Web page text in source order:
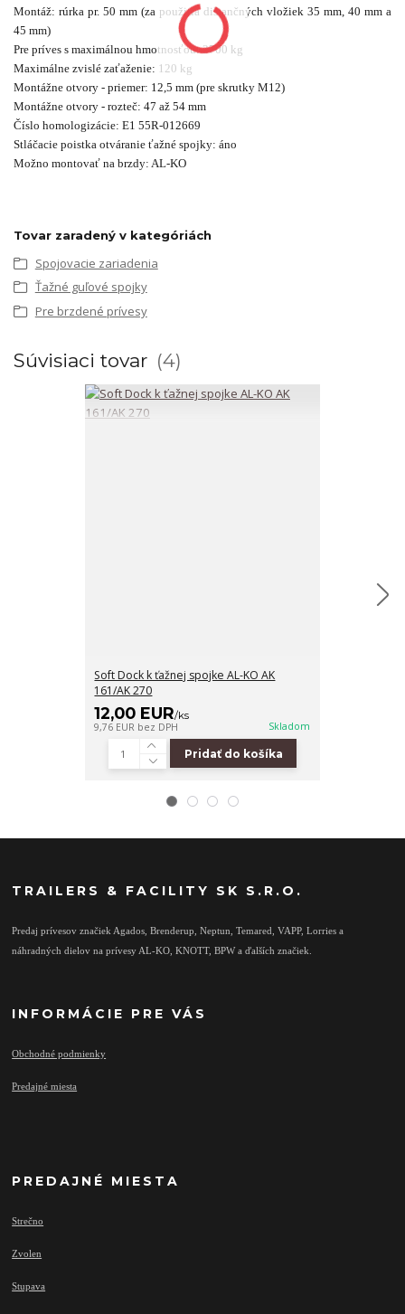
Montáž: rúrka pr. 50 mm (za použitia dištančných vložiek 35 mm, 40 mm a
45 mm)
Pre príves s maximálnou hmotnosťou: 2700 kg
Maximálne zvislé zaťaženie: 120 kg
Montážne otvory - priemer: 12,5 mm (pre skrutky M12)
Montážne otvory - rozteč: 47 až 54 mm
Číslo homologizácie: E1 55R-012669
Stláčacie poistka otváranie ťažné spojky: áno
Možno montovať na brzdy: AL-KO
Tovar zaradený v kategóriách
Spojovacie zariadenia
Ťažné guľové spojky
Pre brzdené prívesy
Súvisiaci tovar 4
Soft Dock k ťažnej spojke AL-KO AK
161/AK 270
12,00 EUR/ks
9,76 EUR bez DPH Skladom
Pridať do košíka
TRAILERS & FACILITY SK S.R.O.
Predaj prívesov značiek Agados, Brenderup, Neptun, Temared, VAPP, Lorries a
náhradných dielov na prívesy AL-KO, KNOTT, BPW a ďalších značiek.
INFORMÁCIE PRE VÁS
Obchodné podmienky
Predajné miesta
PREDAJNÉ MIESTA
Strečno
Zvolen
Stupava